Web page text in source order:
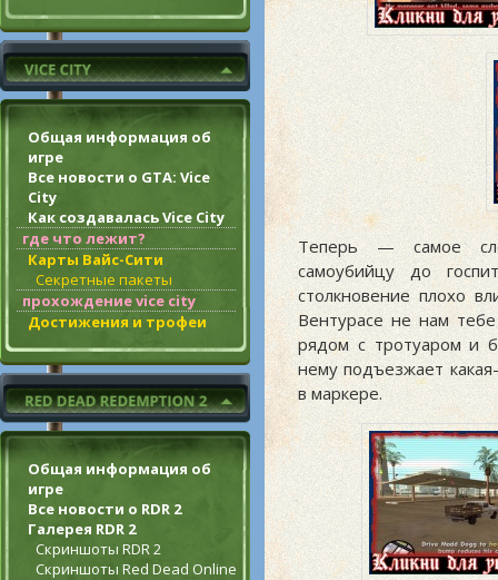
Общая информация об
игре
Все новости о GTA: Vice
City
Как создавалась Vice City
где что лежит?
Карты Вайс-Сити
Секретные пакеты
прохождение vice city
Достижения и трофеи
Общая информация об
игре
Все новости о RDR 2
Галерея RDR 2
Скриншоты RDR 2
Скриншоты Red Dead Online
Теперь — самое
самоубийцу до
столкновение плохо
Вентурасе не нам
рядом с тротуаром и
нему подъезжает
в маркере.